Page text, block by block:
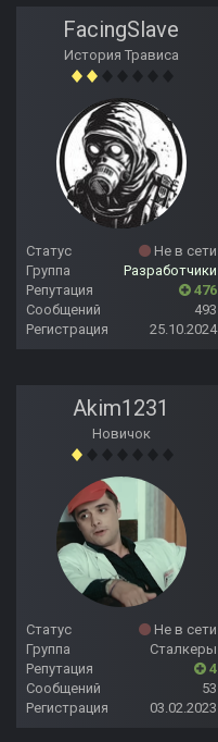
FacingSlave
История Трависа
Статус
Не в сети
Группа
Разработчики
Репутация
476
Сообщений
493
Регистрация
25.10.2024
Akim1231
Новичок
Статус
Не в сети
Группа
Сталкеры
Репутация
4
Сообщений
53
Регистрация
03.02.2023